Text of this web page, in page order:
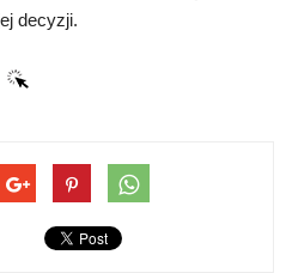
decyzji.